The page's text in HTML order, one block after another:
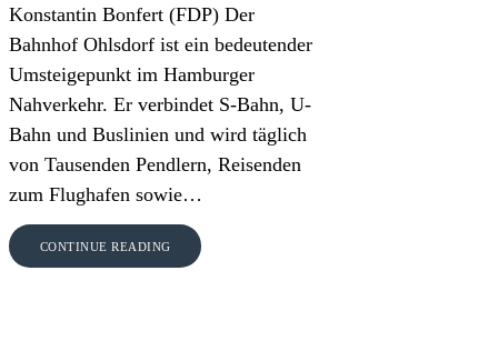
Konstantin Bonfert (FDP) Der
Bahnhof Ohlsdorf ist ein bedeutender
Umsteigepunkt im Hamburger
Nahverkehr. Er verbindet S-Bahn, U-
Bahn und Buslinien und wird täglich
von Tausenden Pendlern, Reisenden
zum Flughafen sowie…
CONTINUE READING